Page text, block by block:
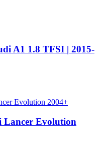
A1 1.8 TFSI | 2015-
Evolution